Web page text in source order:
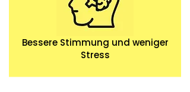
Bessere Stimmung und weniger
Stress